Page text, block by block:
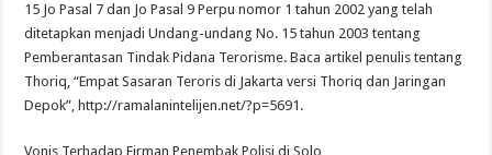
15 Jo Pasal 7 dan Jo Pasal 9 Perpu nomor 1 tahun 2002 yang telah
ditetapkan menjadi Undang-undang No. 15 tahun 2003 tentang
Pemberantasan Tindak Pidana Terorisme. Baca artikel penulis tentang
Thoriq, “Empat Sasaran Teroris di Jakarta versi Thoriq dan Jaringan
Depok”, http://ramalanintelijen.net/?p=5691.
Vonis Terhadap Firman Penembak Polisi di Solo